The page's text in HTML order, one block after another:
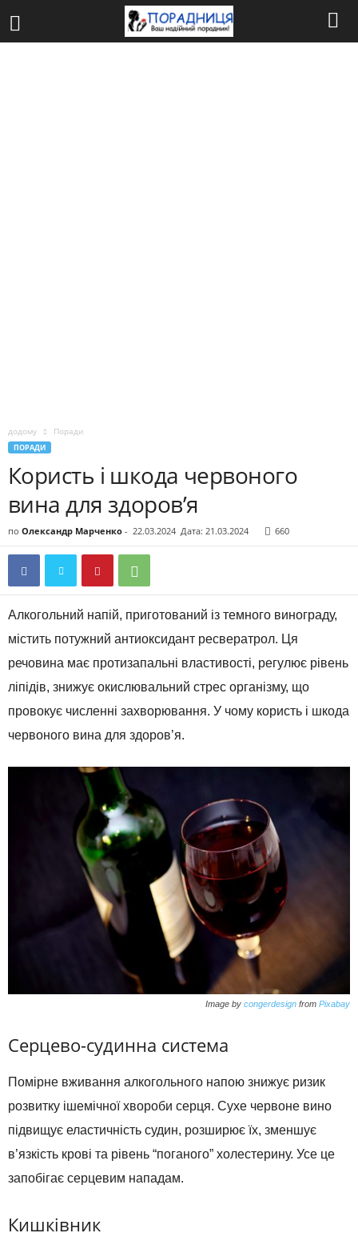
додому Поради
ПОРАДИ
Користь і шкода червоного
вина для здоров’я
по Олександр Марченко - 22.03.2024 Дата: 21.03.2024 660
Алкогольний напій, приготований із темного винограду,
містить потужний антиоксидант ресвератрол. Ця
речовина має протизапальні властивості, регулює рівень
ліпідів, знижує окислювальний стрес організму, що
провокує численні захворювання. У чому користь і шкода
червоного вина для здоров’я.
Image by congerdesign from Pixabay
Серцево-судинна система
Помірне вживання алкогольного напою знижує ризик
розвитку ішемічної хвороби серця. Сухе червоне вино
підвищує еластичність судин, розширює їх, зменшує
в’язкість крові та рівень “поганого” холестерину. Усе це
запобігає серцевим нападам.
Кишківник